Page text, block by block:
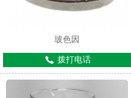
玻色因
拨打电话